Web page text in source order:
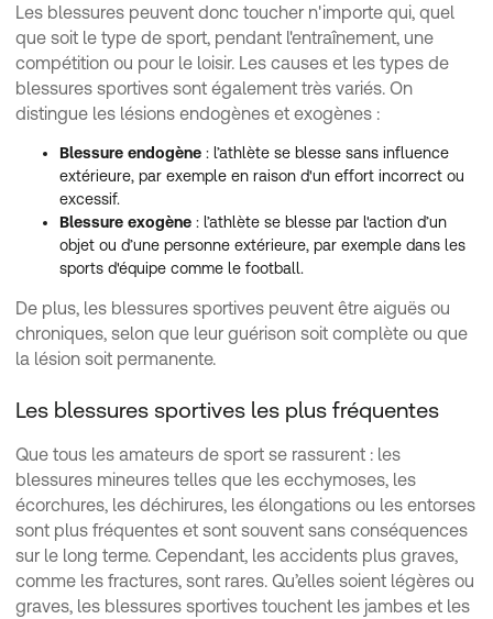
Les blessures peuvent donc toucher n'importe qui, quel
que soit le type de sport, pendant l'entraînement, une
compétition ou pour le loisir. Les causes et les types de
blessures sportives sont également très variés. On
distingue les lésions endogènes et exogènes :
Blessure endogène : l’athlète se blesse sans influence
extérieure, par exemple en raison d'un effort incorrect ou
excessif.
Blessure exogène : l’athlète se blesse par l'action d’un
objet ou d’une personne extérieure, par exemple dans les
sports d'équipe comme le football.
De plus, les blessures sportives peuvent être aiguës ou
chroniques, selon que leur guérison soit complète ou que
la lésion soit permanente.
Les blessures sportives les plus fréquentes
Que tous les amateurs de sport se rassurent : les
blessures mineures telles que les ecchymoses, les
écorchures, les déchirures, les élongations ou les entorses
sont plus fréquentes et sont souvent sans conséquences
sur le long terme. Cependant, les accidents plus graves,
comme les fractures, sont rares. Qu’elles soient légères ou
graves, les blessures sportives touchent les jambes et les